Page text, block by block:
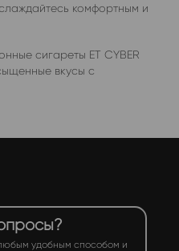
комфортным и
сигареты ET CYBER
вкусы с
удобным способом и